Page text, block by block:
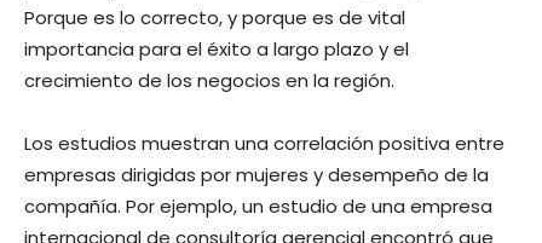
Porque es lo correcto, y porque es de vital
importancia para el éxito a largo plazo y el
crecimiento de los negocios en la región.
Los estudios muestran una correlación positiva entre
empresas dirigidas por mujeres y desempeño de la
compañía. Por ejemplo, un estudio de una empresa
internacional de consultoría gerencial encontró que